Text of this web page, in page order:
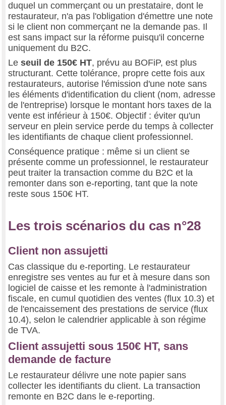
duquel un commerçant ou un prestataire, dont le
restaurateur, n'a pas l'obligation d'émettre une note
si le client non commerçant ne la demande pas. Il
est sans impact sur la réforme puisqu'il concerne
uniquement du B2C.
Le seuil de 150€ HT, prévu au BOFiP, est plus
structurant. Cette tolérance, propre cette fois aux
restaurateurs, autorise l'émission d'une note sans
les éléments d'identification du client (nom, adresse
de l'entreprise) lorsque le montant hors taxes de la
vente est inférieur à 150€. Objectif : éviter qu'un
serveur en plein service perde du temps à collecter
les identifiants de chaque client professionnel.
Conséquence pratique : même si un client se
présente comme un professionnel, le restaurateur
peut traiter la transaction comme du B2C et la
remonter dans son e-reporting, tant que la note
reste sous 150€ HT.
Les trois scénarios du cas n°28
Client non assujetti
Cas classique du e-reporting. Le restaurateur
enregistre ses ventes au fur et à mesure dans son
logiciel de caisse et les remonte à l'administration
fiscale, en cumul quotidien des ventes (flux 10.3) et
de l'encaissement des prestations de service (flux
10.4), selon le calendrier applicable à son régime
de TVA.
Client assujetti sous 150€ HT, sans
demande de facture
Le restaurateur délivre une note papier sans
collecter les identifiants du client. La transaction
remonte en B2C dans le e-reporting.